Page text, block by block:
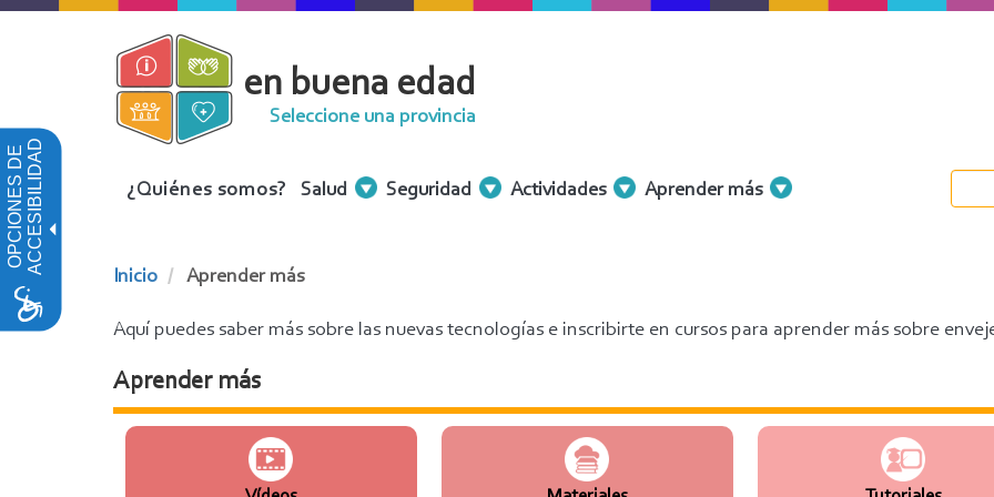
OPCIONES DEACCESIBILIDAD
Pasar
en buena edad
Seleccione una provincia
Menu
¿Quiénes somos? Salud Seguridad Actividades Aprender más
Inicio Aprender más
Aquí puedes saber más sobre las nuevas tecnologías e inscribirte en cursos para aprender más sobre
Aprender más